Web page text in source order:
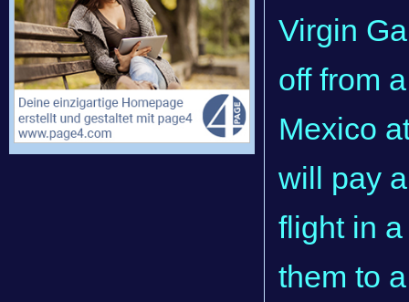
Virgin
off from
Mexico
will pay
flight in
them to